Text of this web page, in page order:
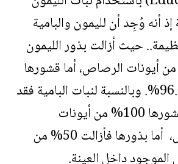
إذ أنه وُجِد أن لليمون والبامية
حيث أزالت بذور الليمون
من أيونات الرصاص، أما قشورها
أزالت 96.4%. وبالنسبة لنبات البامية فقد
أزالت قشورها 100% من أيونات
الرصاص، أما بذورها فأزالت 50% من
داخل العينة.